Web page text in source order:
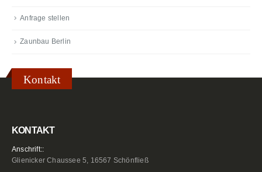
Anfrage stellen
Zaunbau Berlin
Kontakt
KONTAKT
Anschrift::
Glienicker Chaussee 5, 16567 Schönfließ